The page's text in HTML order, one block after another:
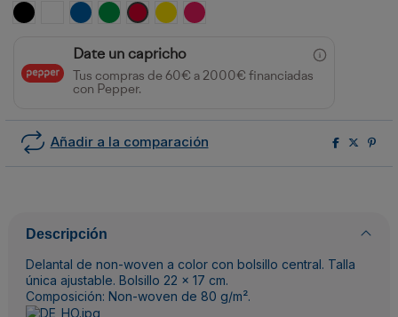
NEGRO BLANCOROYAL VERDE HELECHO
ROJO AMARILLOFUCSIA
Date un capricho
Tus compras de 60€ a 2000€ financiadas
con Pepper.
Añadir a la comparación
Descripción
Delantal de non-woven a color con bolsillo central. Talla
única ajustable. Bolsillo 22 x 17 cm.
Composición: Non-woven de 80 g/m².